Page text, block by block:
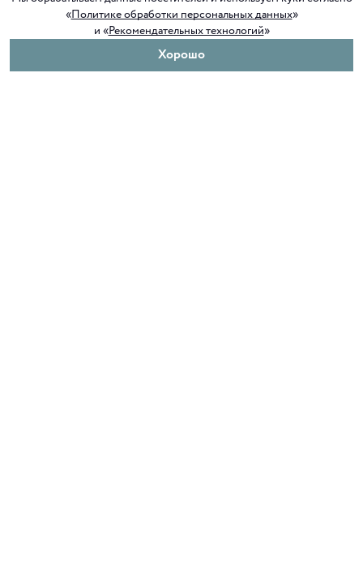
«Политике обработки персональных данных»
и «Рекомендательных технологий»
Хорошо